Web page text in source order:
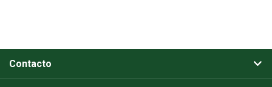
Contacto